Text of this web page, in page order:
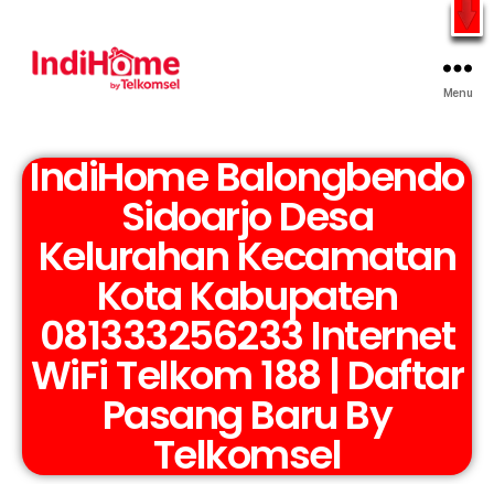
Gratis Pasang Dengan Bayar PDD2 | WiFi 200Rb an By
Menu
IndiHome Balongbendo
Sidoarjo Desa
Kelurahan Kecamatan
Kota Kabupaten
081333256233 Internet
WiFi Telkom 188 | Daftar
Pasang Baru By
Telkomsel